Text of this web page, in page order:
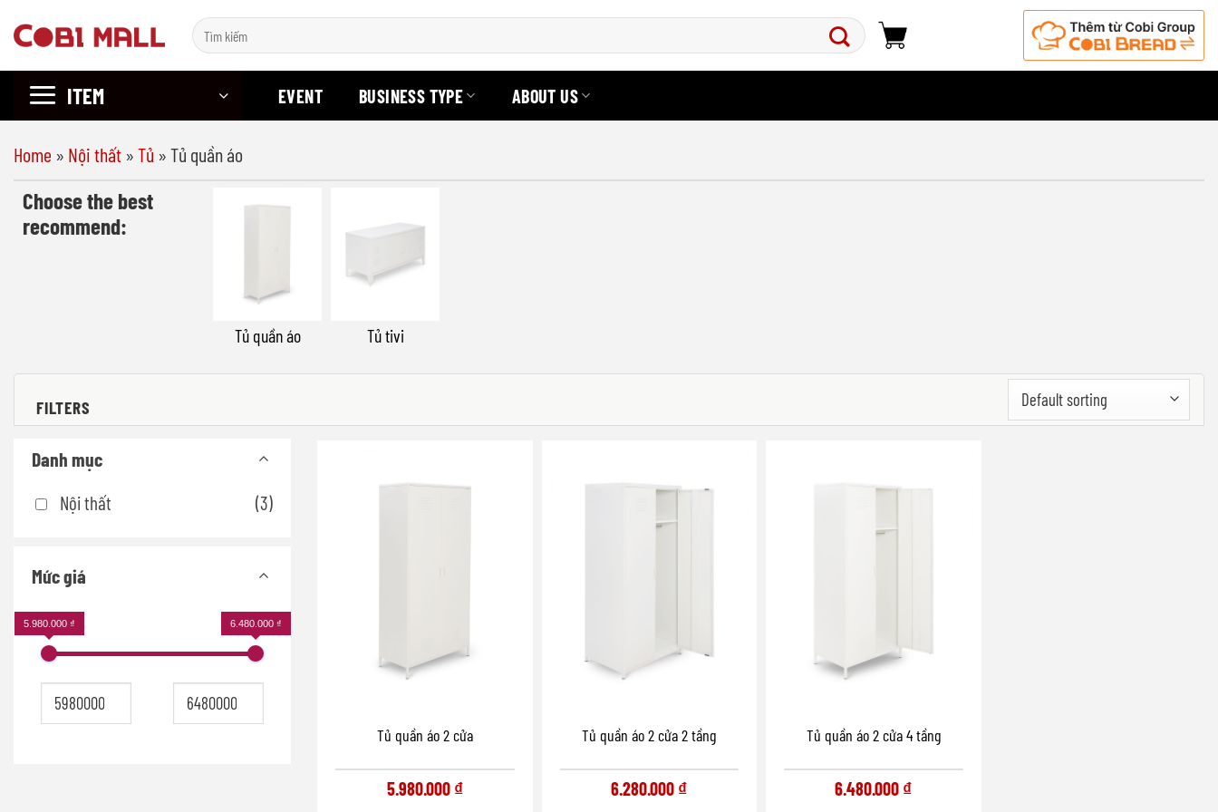
đến
nội
Search
for:
ITEM EVENT BUSINESS TYPE ABOUT US
Home » Nội thất »Tủ »Tủ quần áo
Choose the best
recommend:
Tủ quần áo Tủ tivi
FILTERS
Danh mục
Nội thất (3)
Mức giá
5.980.000 ₫ 6.480.000 ₫
Tủ quần áo 2 cửa
5.980.000 ₫
Tủ quần áo 2 cửa 2 tầng
6.280.000 ₫
Tủ quần áo 2 cửa 4 tầng
6.480.000 ₫